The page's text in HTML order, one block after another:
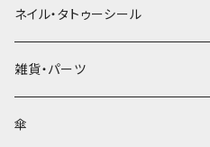
ネイル・タトゥーシール
雑貨・パーツ
傘